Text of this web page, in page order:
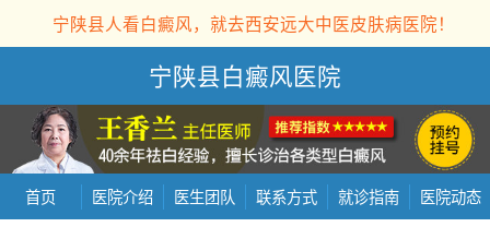
宁陕县人看白癜风，就去西安远大中医皮肤病医院！
宁陕县白癜风医院
首页 医院介绍 医生团队 联系方式 就诊指南 医院动态